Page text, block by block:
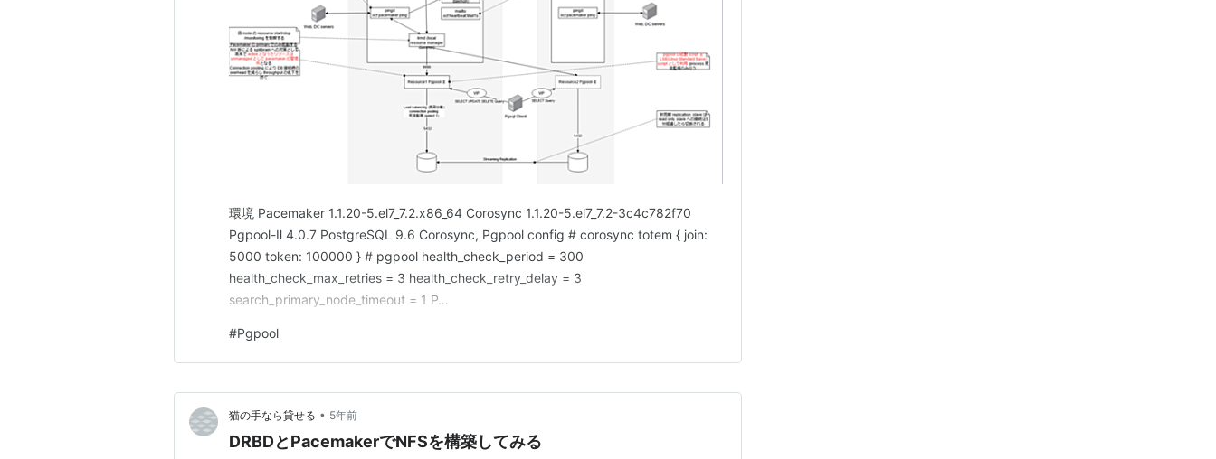
環境 Pacemaker 1.1.20-5.el7_7.2.x86_64 Corosync 1.1.20-5.el7_7.2-3c4c782f70
Pgpool-Ⅱ 4.0.7 PostgreSQL 9.6 Corosync, Pgpool config # corosync totem { join:
5000 token: 100000 } # pgpool health_check_period = 300
health_check_max_retries = 3 health_check_retry_delay = 3
search_primary_node_timeout = 1 P…
#Pgpool
猫の手なら貸せる • 5年前
DRBDとPacemakerでNFSを構築してみる